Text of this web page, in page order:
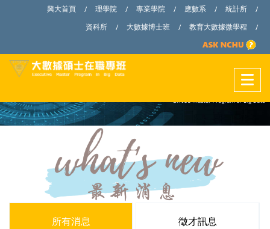
興大首頁 / 理學院 / 專業學院 / 應數系 / 統計所
/
資科所
/ 大數據博士班 / 教育大數據微學程 /
所有消息 徵才訊息